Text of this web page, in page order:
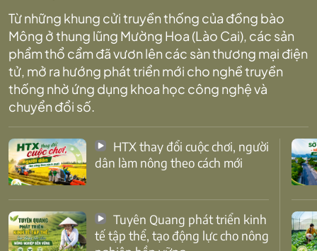
Từ những khung cửi truyền thống của đồng bào
Mông ở thung lũng Mường Hoa (Lào Cai), các sản
phẩm thổ cẩm đã vươn lên các sàn thương mại điện
tử, mở ra hướng phát triển mới cho nghề truyền
thống nhờ ứng dụng khoa học công nghệ và
chuyển đổi số.
dân làm nông theo cách mới
tế tập thể, tạo động lực cho nông